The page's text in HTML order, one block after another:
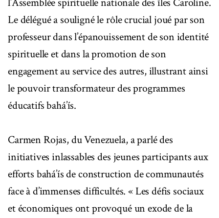
Le délégué a souligné le rôle crucial joué par son
professeur dans l’épanouissement de son identité
spirituelle et dans la promotion de son
engagement au service des autres, illustrant ainsi
le pouvoir transformateur des programmes
éducatifs bahá’ís.
Carmen Rojas, du Venezuela, a parlé des
initiatives inlassables des jeunes participants aux
efforts bahá’ís de construction de communautés
face à d’immenses difficultés. « Les défis sociaux
et économiques ont provoqué un exode de la